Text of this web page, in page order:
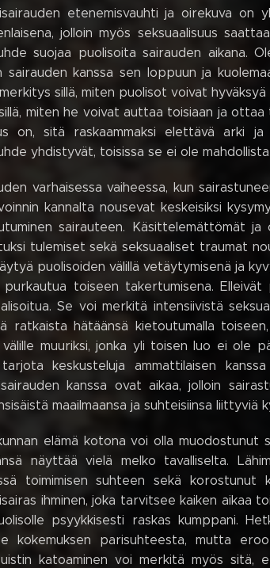
etenemisvauhti ja oirekuva on
jolloin myös seksuaalisuus
suojaa puolisoita sairauden aikana.
sairauden kanssa sen loppuun ja
sillä, miten puolisot voivat
miten he voivat auttaa toisiaan ja
on, sitä raskaammaksi elettävä arki ja
yhdistyvät, toisissa se ei ole mahdollista.
varhaisessa vaiheessa, kun
kannalta nousevat keskeisiksi
sairauteen. Käsittelemättömät
tulemiset sekä seksuaaliset traumat
puolisoiden välillä vetäytymisenä ja
purkautua toiseen takertumisena.
Se voi merkitä intensiivistä
ratkaista hätäänsä kietoutumalla
muuriksi, jonka yli toisen luo ei ole
keskusteluja ammattilaisen
kanssa ovat aikaa, jolloin
maailmaansa ja suhteisiinsa liittyviä
elämä kotona voi olla muodostunut
näyttää vielä melko tavalliselta.
toimimisen suhteen sekä korostunut
ihminen, joka tarvitsee kaiken aikaa
psyykkisesti raskas kumppani.
kokemuksen parisuhteesta, mutta
katoaminen voi merkitä myös